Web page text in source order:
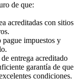
de que:
acreditadas con sitios
pague impuestos y
entrega acreditado
garantía de que
condiciones.